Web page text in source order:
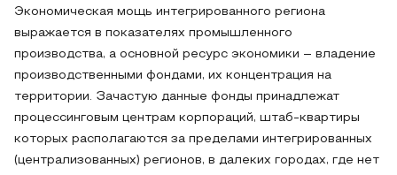
Экономическая мощь интегрированного региона
выражается в показателях промышленного
производства, а основной ресурс экономики – владение
производственными фондами, их концентрация на
территории. Зачастую данные фонды принадлежат
процессинговым центрам корпораций, штаб-квартиры
которых располагаются за пределами интегрированных
(централизованных) регионов, в далеких городах, где нет